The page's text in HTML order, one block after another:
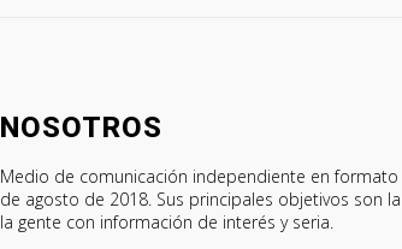
NOSOTROS
Medio de comunicación independiente en
de agosto de 2018. Sus principales objetivos son
la gente con información de interés y seria.